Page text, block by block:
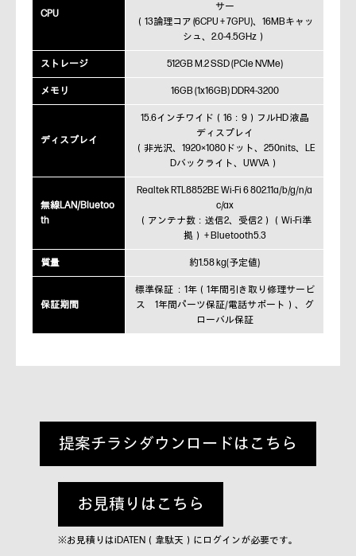
CPU
サー
（13論理コア (6CPU + 7GPU)、16MBキャッ
シュ、2.0-4.5GHz）
ストレージ 512GB M.2 SSD (PCIe NVMe)
メモリ 16GB (1x16GB) DDR4-3200
ディスプレイ
15.6インチワイド（16：9）フルHD 液晶
ディスプレイ
（非光沢、1920×1080ドット、250nits、LE
Dバックライト、UWVA）
無線LAN/Bluetoo
th
Realtek RTL8852BE Wi-Fi 6 802.11a/b/g/n/a
c/ax
（アンテナ数：送信2、受信2）（Wi-Fi準
拠） + Bluetooth5.3
質量 約1.58 kg(予定値)
保証期間
標準保証 ：1年（1年間引き取り修理サービ
ス 1年間パーツ保証/電話サポート）、グ
ローバル保証
提案チラシダウンロードはこちら
お見積りはこちら
※お見積りはiDATEN（韋駄天）にログインが必要です。